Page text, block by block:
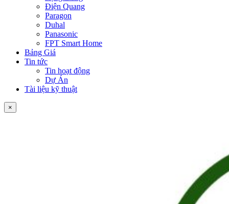
Điện Quang
Paragon
Duhal
Panasonic
FPT Smart Home
Bảng Giá
Tin tức
Tin hoạt động
Dự Án
Tài liệu kỹ thuật
×